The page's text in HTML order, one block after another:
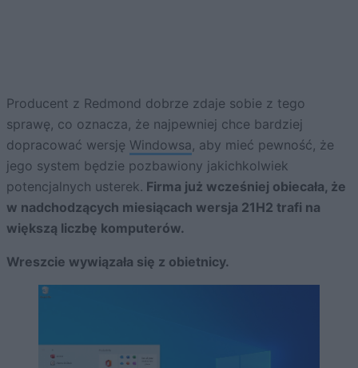
Producent z Redmond dobrze zdaje sobie z tego
sprawę, co oznacza, że najpewniej chce bardziej
dopracować wersję Windowsa, aby mieć pewność, że
jego system będzie pozbawiony jakichkolwiek
potencjalnych usterek. Firma już wcześniej obiecała, że
w nadchodzących miesiącach wersja 21H2 trafi na
większą liczbę komputerów.
Wreszcie wywiązała się z obietnicy.